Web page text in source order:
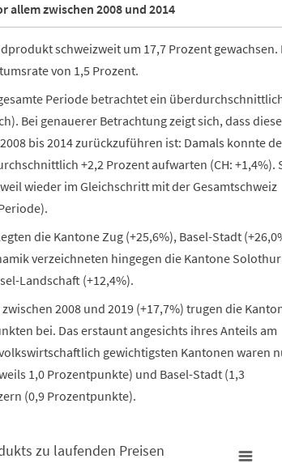
zwischen 2008 und 2014
schweizweit um 17,7 Prozent gewachsen.
von 1,5 Prozent.
Periode betrachtet ein
Bei genauerer Betrachtung zeigt sich, dass
bis 2014 zurückzuführen ist: Damals konnte
+2,2 Prozent aufwarten (CH: +1,4%).
wieder im Gleichschritt mit der Gesamtschweiz
die Kantone Zug (+25,6%), Basel-Stadt
verzeichneten hingegen die Kantone
Landschaft (+12,4%).
2008 und 2019 (+17,7%) trugen die
bei. Das erstaunt angesichts ihres Anteils am
gewichtigsten Kantonen waren
1,0 Prozentpunkte) und Basel-Stadt (1,3
(0,9 Prozentpunkte).
zu laufenden Preisen